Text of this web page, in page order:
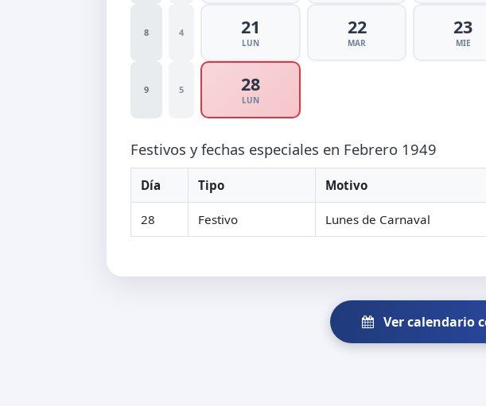
8 4 21
LUN
22
MAR
23
MIE
9 5 28
LUN
Festivos y fechas especiales en Febrero 1949
Día Tipo Motivo
28 Festivo Lunes de Carnaval
Ver calendario